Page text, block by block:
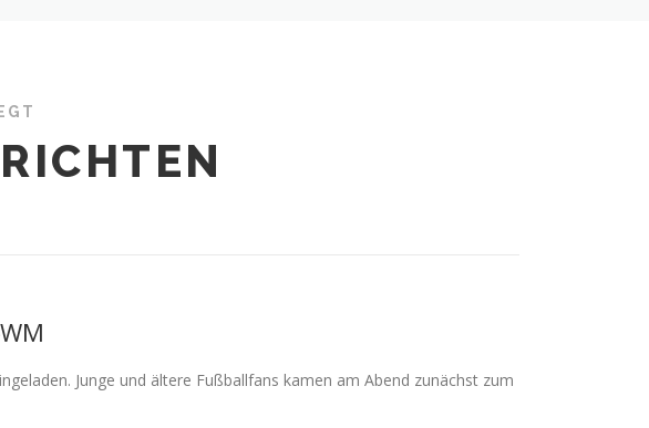
Junge und ältere Fußballfans kamen am Abend zunächst zum